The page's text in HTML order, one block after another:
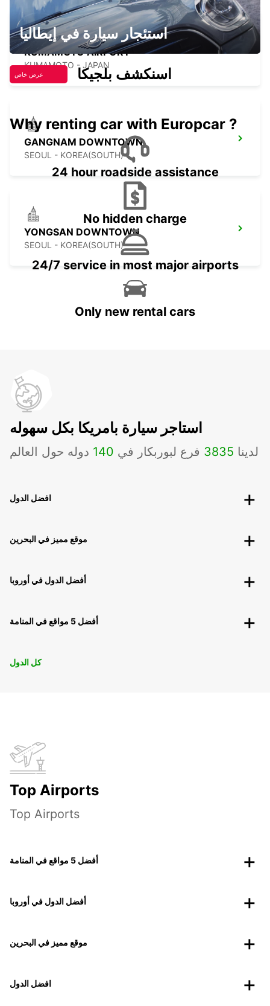
KUMAMOTO AIRPORT
KUMAMOTO - JAPAN
GANGNAM DOWNTOWN
SEOUL - KOREA(SOUTH)
YONGSAN DOWNTOWN
SEOUL - KOREA(SOUTH)
استئجار سيارة في إيطاليا
عرض خاص اسنكشف بلجيكا
Why renting car with Europcar ?
24 hour roadside assistance
No hidden charge
24/7 service in most major airports
Only new rental cars
استاجر سيارة بامريكا بكل سهوله
لدينا 3835 فرع لبوربكار في 140 دوله حول العالم
افضل الدول
موقع مميز في البحرين
أفضل الدول في أوروبا
أفضل 5 مواقع في المنامة
كل الدول
Top Airports
Top Airports
أفضل 5 مواقع في المنامة
أفضل الدول في أوروبا
موقع مميز في البحرين
افضل الدول